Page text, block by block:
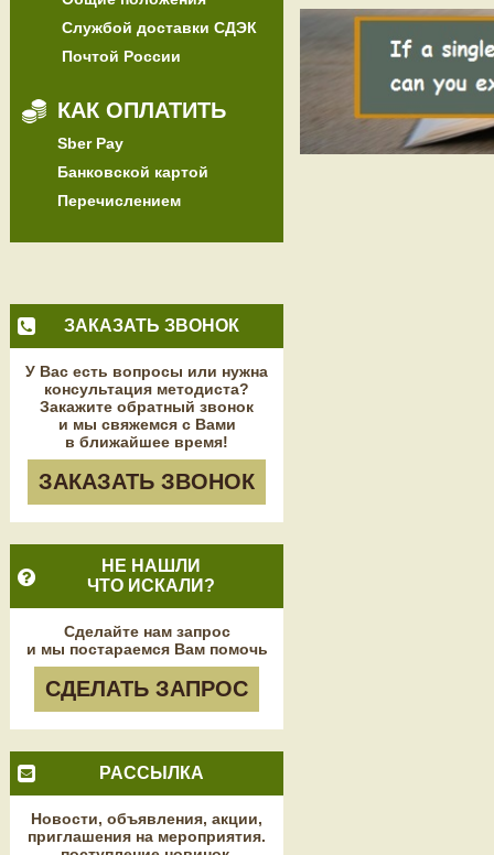
Службой доставки СДЭК
Почтой России
КАК ОПЛАТИТЬ
Sber Pay
Банковской картой
Перечислением
ЗАКАЗАТЬ ЗВОНОК
У Вас есть вопросы или нужна
консультация методиста?
Закажите обратный звонок
и мы свяжемся с Вами
в ближайшее время!
ЗАКАЗАТЬ ЗВОНОК
НЕ НАШЛИ
ЧТО ИСКАЛИ?
Сделайте нам запрос
и мы постараемся Вам помочь
СДЕЛАТЬ ЗАПРОС
РАССЫЛКА
Новости, объявления, акции,
приглашения на мероприятия.